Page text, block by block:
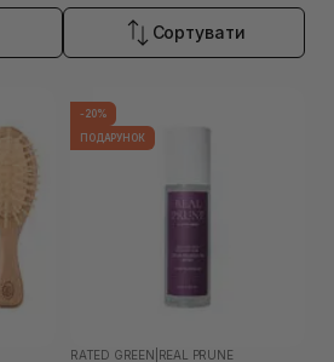
Сортувати
-20%
ПОДАРУНОК
RATED GREEN REAL PRUNE